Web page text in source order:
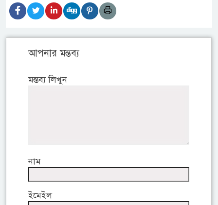
আপনার মন্তব্য
মন্তব্য লিখুন
নাম
ইমেইল